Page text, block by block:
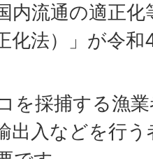
内流通の適正
化法）」が令
を採捕する漁
出入などを行